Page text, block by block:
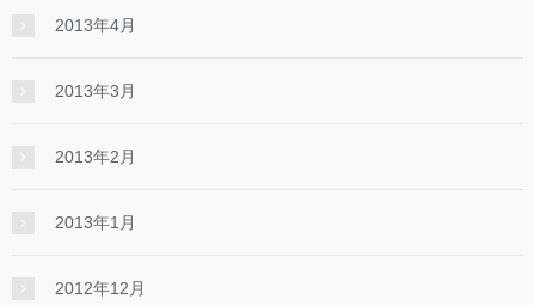
2013年4月
2013年3月
2013年2月
2013年1月
2012年12月